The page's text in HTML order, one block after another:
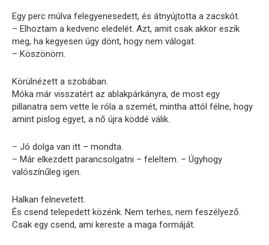
Egy perc múlva felegyenesedett, és átnyújtotta a zacskót.
– Elhoztam a kedvenc eledelét. Azt, amit csak akkor eszik
meg, ha kegyesen úgy dönt, hogy nem válogat.
– Köszönöm.
Körülnézett a szobában.
Móka már visszatért az ablakpárkányra, de most egy
pillanatra sem vette le róla a szemét, mintha attól félne, hogy
amint pislog egyet, a nő újra köddé válik.
– Jó dolga van itt – mondta.
– Már elkezdett parancsolgatni – feleltem. – Úgyhogy
valószínűleg igen.
Halkan felnevetett.
És csend telepedett közénk. Nem terhes, nem feszélyező.
Csak egy csend, ami kereste a maga formáját.